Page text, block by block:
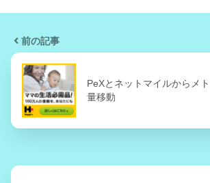
前の記事
PeXとネットマイルからメ
量移動